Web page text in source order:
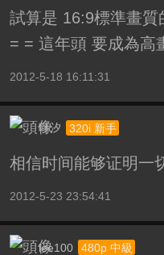
試算是 16:9標準畫質
= = 這年頭 要成為高
2012-5-18 16:11:31
叶汐 320i 新手
相信时间能够证明一
2012-5-23 23:54:41
lee100 480p 中級